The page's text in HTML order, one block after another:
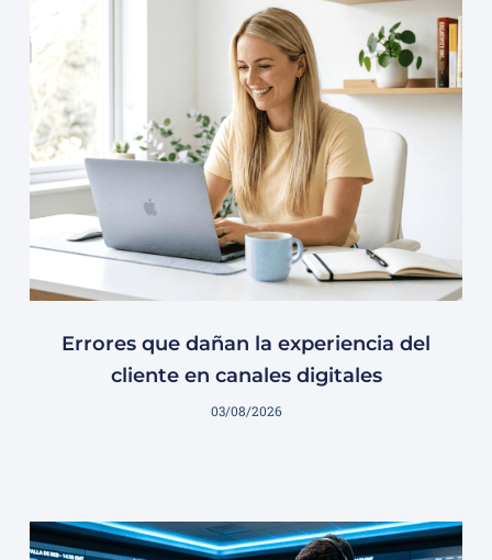
Errores que dañan la experiencia del
cliente en canales digitales
03/08/2026